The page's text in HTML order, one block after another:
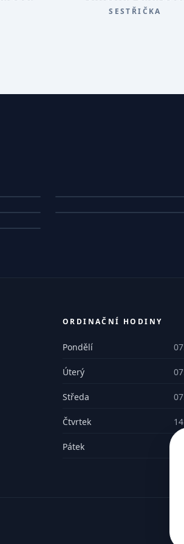
SESTŘIČKA
ORDINAČNÍ HODINY
Pondělí
Úterý
Středa
Čtvrtek
Pátek